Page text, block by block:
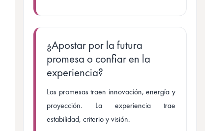
¿Apostar por la futura
promesa o confiar en la
experiencia?
Las promesas traen innovación, energía y
proyección. La experiencia trae
estabilidad, criterio y visión.